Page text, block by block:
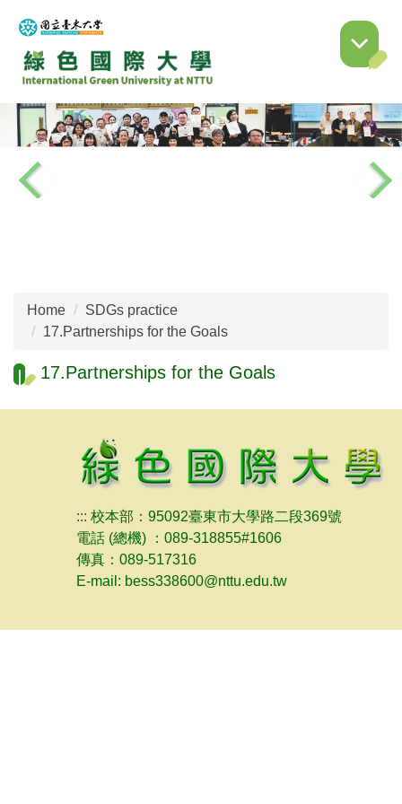
to
the
main
content
block
Home
SDGs practice
17.Partnerships for the Goals
17.Partnerships for the Goals
::: 校本部：95092臺東市大學路二段369號
電話 (總機) ：089-318855#1606
傳真：089-517316
E-mail: bess338600@nttu.edu.tw